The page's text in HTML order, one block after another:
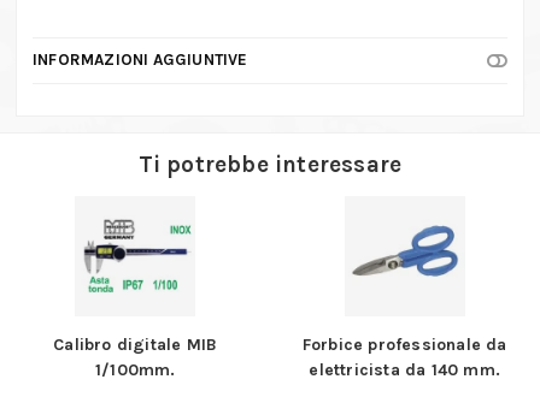
INFORMAZIONI AGGIUNTIVE
Ti potrebbe interessare
Calibro digitale MIB
1/100mm.
Forbice professionale da
elettricista da 140 mm.